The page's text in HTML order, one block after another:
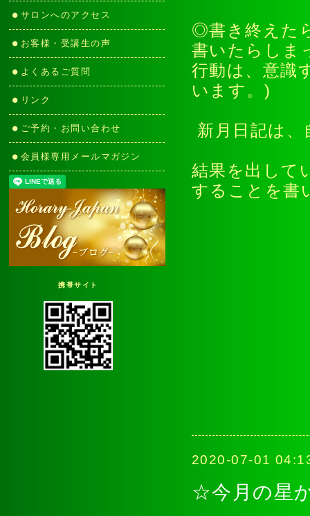
◎書き終えた
書いたらしま
行動は、意識
います。)
新月日記は
結果を出して
することを書
2020-07-01
☆今月の星
サロンへのアクセス
お客様・受講生の声
よくあるご質問
リンク
ご予約・お問い合わせ
会員様専用メールマガジン
携帯サイト